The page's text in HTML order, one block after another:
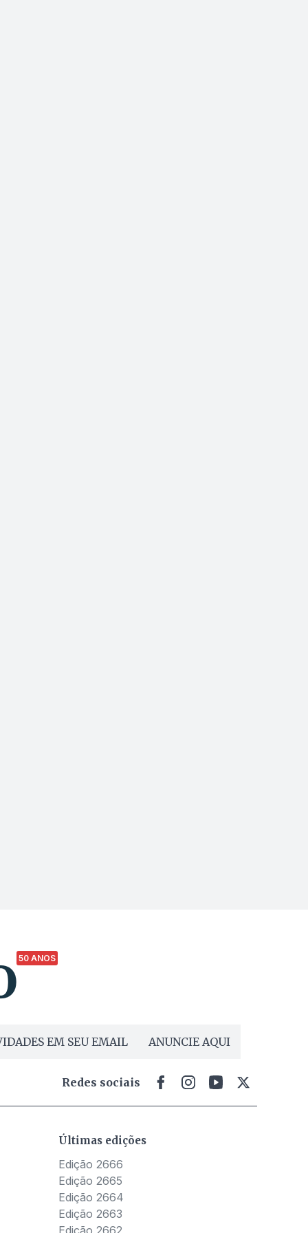
50 ANOS
EM SEU EMAIL ANUNCIE AQUI
Redes sociais
Últimas edições
Edição 2666
Edição 2665
Edição 2664
Edição 2663
Edição 2662